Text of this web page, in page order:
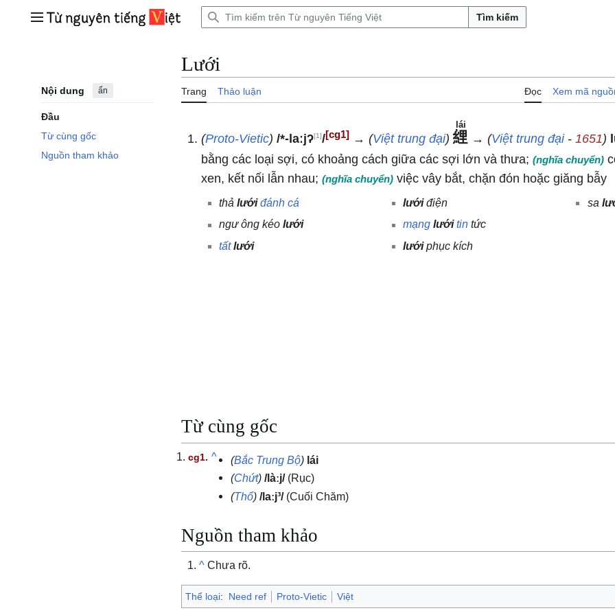
Trình đơn chính Tìm kiếm
Nội dung ẩn
Đầu
Từ cùng gốc
Nguồn tham khảo
Lưới
Trang Thảo luận Đọc Xem mã
(Proto-Vietic) /*-laːjʔ[1]/[cg1] →(Việt trung đại) 䋥
lái
→(Việt trung đại-1651)
bằng các loại sợi, có khoảng cách giữa các sợi lớn và thưa;(nghĩa chuyển)
xen, kết nối lẫn nhau;(nghĩa chuyển) việc vây bắt, chặn đón hoặc giăng bẫy
thảlưới đánh cá
ngư ông kéolưới
tất lưới
lướiđiện
mạng lưới tin tức
lướiphục kích
sa
Từ cùng gốc
^ (Bắc Trung Bộ) lái
(Chứt) /làːj/(Rục)
(Thổ) /laːj³/(Cuối Chăm)
Nguồn tham khảo
^ Chưa rõ.
Thể loại: Need ref Proto-Vietic Việt